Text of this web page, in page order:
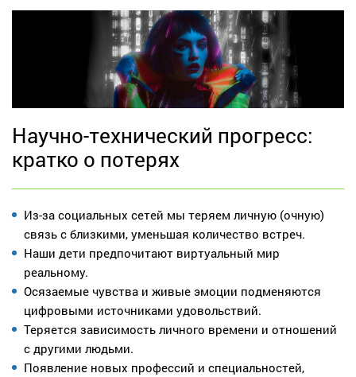
Научно-технический прогресс:
кратко о потерях
Из-за социальных сетей мы теряем личную (очную)
связь с близкими, уменьшая количество встреч.
Наши дети предпочитают виртуальный мир
реальному.
Осязаемые чувства и живые эмоции подменяются
цифровыми источниками удовольствий.
Теряется зависимость личного времени и отношений
с другими людьми.
Появление новых профессий и специальностей,